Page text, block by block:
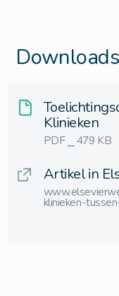
Klinieken
PDF ⎯ 479 KB
Artikel in
klinieken-